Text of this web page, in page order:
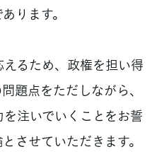
ります。
るため、政権を担い得
題点をただしながら、
注いでいくことをお誓
させていただきます。